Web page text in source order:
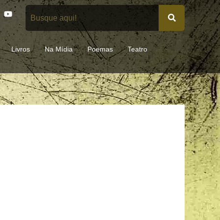
Y
o
t
u
b
e
Livros Na Mídia Poemas Teatro